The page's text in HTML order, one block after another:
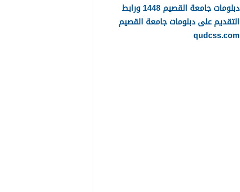
دبلومات جامعة القصيم 1448 ورابط
التقديم على دبلومات جامعة القصيم
qudcss.com